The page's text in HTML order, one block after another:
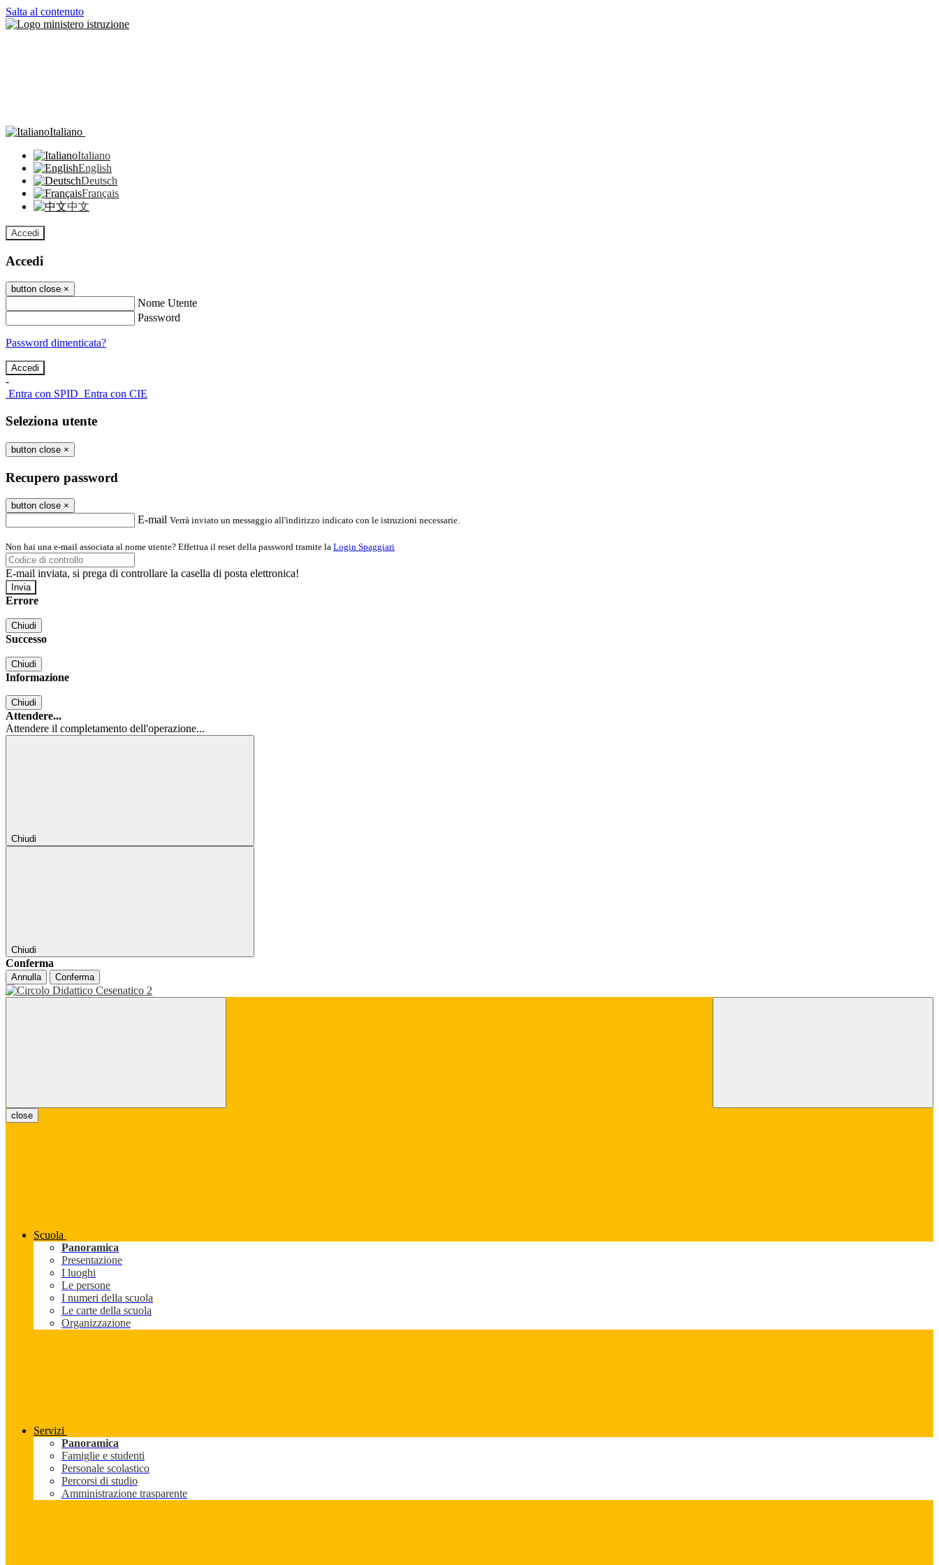
Salta al contenuto
Italiano
Italiano
English
Deutsch
Français
中文
Accedi
Accedi
button close ×
Nome Utente
Password
Password dimenticata?
-
Entra con SPID Entra con CIE
Seleziona utente
button close ×
Recupero password
button close ×
E-mail Verrà inviato un messaggio all'indirizzo indicato con le istruzioni necessarie.
Non hai una e-mail associata al nome utente? Effettua il reset della password tramite la Login Spaggiari
E-mail inviata, si prega di controllare la casella di posta elettronica!
Errore
Chiudi
Successo
Chiudi
Informazione
Chiudi
Attendere...
Attendere il completamento dell'operazione...
Chiudi
Chiudi
Conferma
Annulla Conferma
close
Scuola
Panoramica
Presentazione
I luoghi
Le persone
I numeri della scuola
Le carte della scuola
Organizzazione
Servizi
Panoramica
Famiglie e studenti
Personale scolastico
Percorsi di studio
Amministrazione trasparente